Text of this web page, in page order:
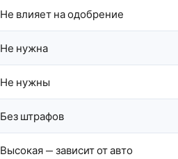
Не влияет на одобрение
Не нужна
Не нужны
Без штрафов
Высокая — зависит от авто